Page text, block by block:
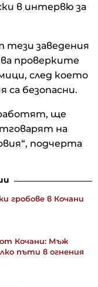
в интервю за
тези заведения
проверките
след което
са безопасни.
ще
на
подчерта
гробове в Кочани
Кочани: Мъж
пъти в огнения